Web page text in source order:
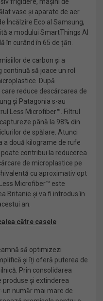
vase și aparate de aer
Încălzire Eco al Samsung,
a modului SmartThings AI
în curând în 65 de țări.
de carbon și a
să joace un rol
După
reduce descărcarea de
și Patagonia s-au
Less Microfiber™. Filtrul
până la 98% din
de spălare. Atunci
a două kilograme de rufe
contribui la reducerea
de microplastice pe
cu aproximativ opt
Microfiber™ este
Britanie și va fi introdus în
an.
către casele
să optimizezi
și îți oferă puterea de
Prin consolidarea
și extinderea
număr mai mare de